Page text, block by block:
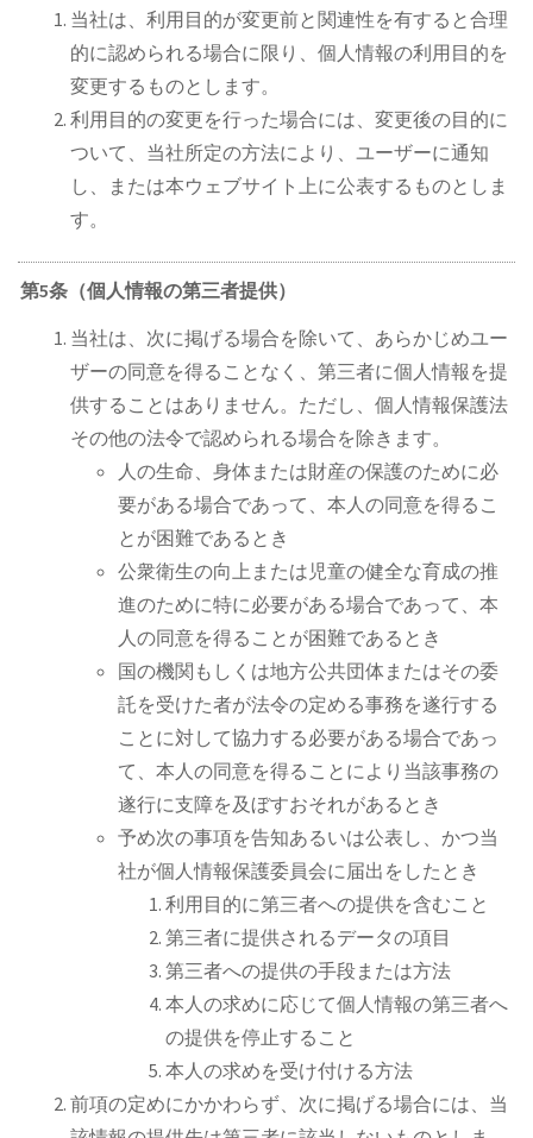
当社は、利用目的が変更前と関連性を有すると合理
的に認められる場合に限り、個人情報の利用目的を
変更するものとします。
利用目的の変更を行った場合には、変更後の目的に
ついて、当社所定の方法により、ユーザーに通知
し、または本ウェブサイト上に公表するものとしま
す。
第5条（個人情報の第三者提供）
当社は、次に掲げる場合を除いて、あらかじめユー
ザーの同意を得ることなく、第三者に個人情報を提
供することはありません。ただし、個人情報保護法
その他の法令で認められる場合を除きます。
人の生命、身体または財産の保護のために必
要がある場合であって、本人の同意を得るこ
とが困難であるとき
公衆衛生の向上または児童の健全な育成の推
進のために特に必要がある場合であって、本
人の同意を得ることが困難であるとき
国の機関もしくは地方公共団体またはその委
託を受けた者が法令の定める事務を遂行する
ことに対して協力する必要がある場合であっ
て、本人の同意を得ることにより当該事務の
遂行に支障を及ぼすおそれがあるとき
予め次の事項を告知あるいは公表し、かつ当
社が個人情報保護委員会に届出をしたとき
利用目的に第三者への提供を含むこと
第三者に提供されるデータの項目
第三者への提供の手段または方法
本人の求めに応じて個人情報の第三者へ
の提供を停止すること
本人の求めを受け付ける方法
前項の定めにかかわらず、次に掲げる場合には、当